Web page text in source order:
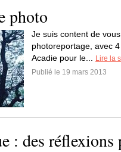
photo
Je suis content de
photoreportage, avec
Acadie pour le...
Lire la
Publié le 19 mars 2013
: des réflexions